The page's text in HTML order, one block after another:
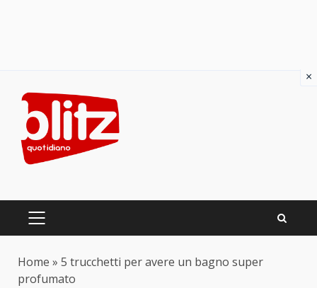
content
PRIMARY
Home » 5 trucchetti per avere un bagno super
profumato
×